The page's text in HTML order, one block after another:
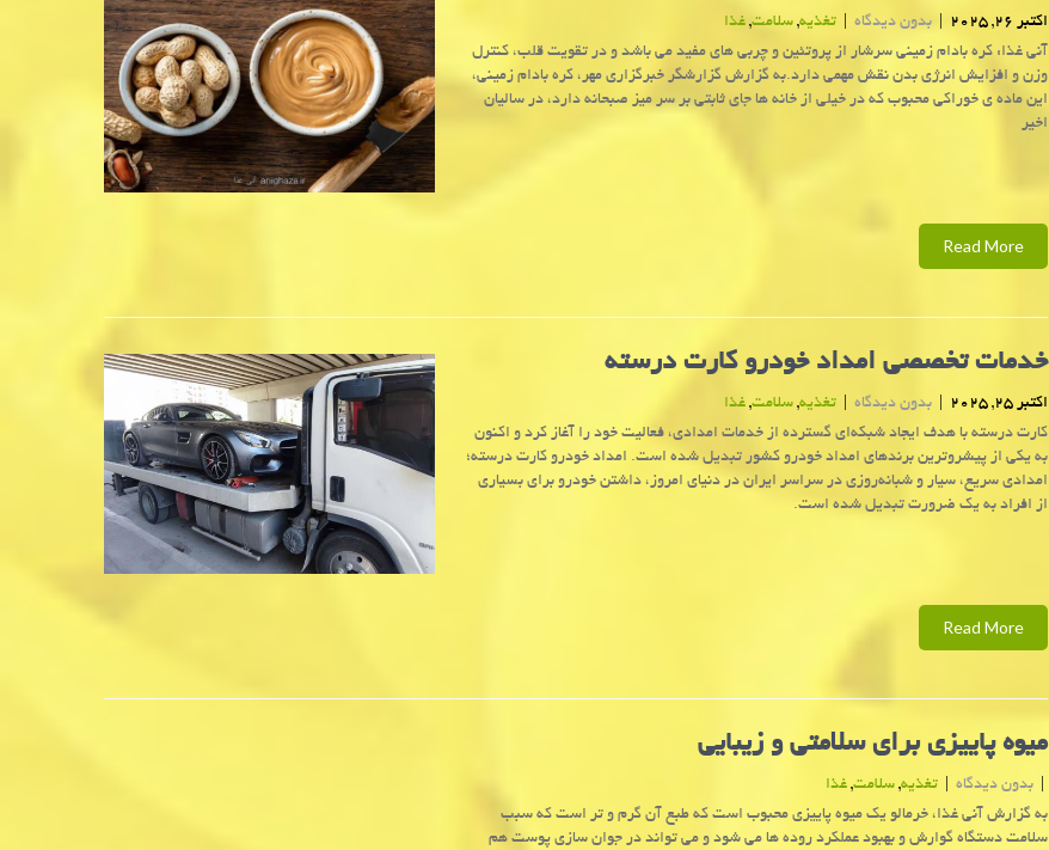
اکتبر 26, 2025 بدون دیدگاه تغذیه, سلامت, غذا
آنی غذا: کره بادام زمینی سرشار از پروتئین و چربی های مفید می باشد و در تقویت قلب، کنترل
وزن و افزایش انرژی بدن نقش مهمی دارد.به گزارش گزارشگر خبرگزاری مهر، کره بادام زمینی،
این ماده ی خوراکی محبوب که در خیلی از خانه ها جای ثابتی بر سر میز صبحانه دارد، در سالیان
اخیر
Read More
خدمات تخصصی امداد خودرو کارت درسته
اکتبر 25, 2025 بدون دیدگاه تغذیه, سلامت, غذا
کارت درسته با هدف ایجاد شبکه‌ای گسترده از خدمات امدادی، فعالیت خود را آغاز کرد و اکنون
به یکی از پیشروترین برندهای امداد خودرو کشور تبدیل شده است. امداد خودرو کارت درسته؛
امدادی سریع، سیار و شبانه‌روزی در سراسر ایران در دنیای امروز، داشتن خودرو برای بسیاری
از افراد به یک ضرورت تبدیل شده است.
Read More
میوه پاییزی برای سلامتی و زیبایی
بدون دیدگاه تغذیه, سلامت, غذا
به گزارش آنی غذا، خرمالو یک میوه پاییزی محبوب است که طبع آن گرم و تر است که سبب
سلامت دستگاه گوارش و بهبود عملکرد روده ها می شود و می تواند در جوان سازی پوست هم